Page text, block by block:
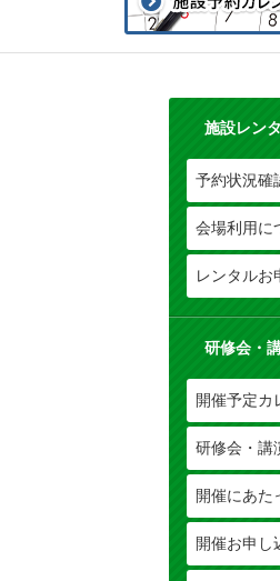
施設レン
予約状況確
会場利用に
レンタルお
研修会・
開催予定カ
研修会・講
開催にあた
開催お申し